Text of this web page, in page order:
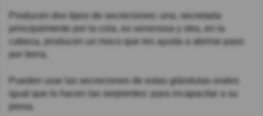
Producen dos tipos de secreciones: una, secretada
principalmente por la cola, es venenosa y otra, en la
cabeza, producen un moco que les ayuda a abrirse paso
por tierra.
Pueden usar las secreciones de estas glándulas orales
igual que lo hacen las serpientes: para incapacitar a su
presa.